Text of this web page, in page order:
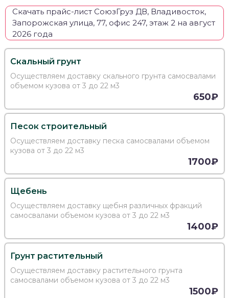
Скачать прайс-лист СоюзГруз ДВ, Владивосток,
Запорожская улица, 77, офис 247, этаж 2 на август
2026 года
Скальный грунт
Осуществляем доставку скального грунта самосвалами
объемом кузова от 3 до 22 м3
650₽
Песок строительный
Осуществляем доставку песка самосвалами объемом
кузова от 3 до 22 м3
1700₽
Щебень
Осуществляем доставку щебня различных фракций
самосвалами объемом кузова от 3 до 22 м3
1400₽
Грунт растительный
Осуществляем доставку растительного грунта
самосвалами объемом кузова от 3 до 22 м3
1500₽